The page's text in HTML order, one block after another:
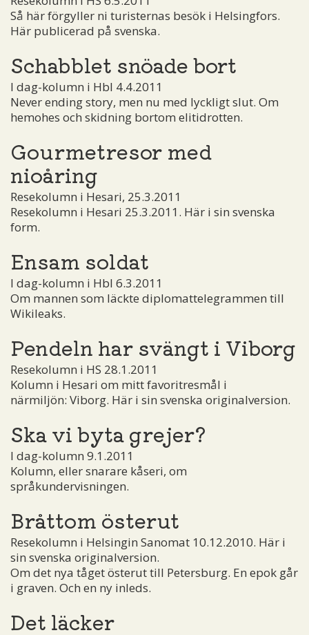
Så här förgyller ni turisternas besök i Helsingfors.
Här publicerad på svenska.
Schabblet snöade bort
I dag-kolumn i Hbl 4.4.2011
Never ending story, men nu med lyckligt slut. Om
hemohes och skidning bortom elitidrotten.
Gourmetresor med
nioåring
Resekolumn i Hesari, 25.3.2011
Resekolumn i Hesari 25.3.2011. Här i sin svenska
form.
Ensam soldat
I dag-kolumn i Hbl 6.3.2011
Om mannen som läckte diplomattelegrammen till
Wikileaks.
Pendeln har svängt i Viborg
Resekolumn i HS 28.1.2011
Kolumn i Hesari om mitt favoritresmål i
närmiljön: Viborg. Här i sin svenska originalversion.
Ska vi byta grejer?
I dag-kolumn 9.1.2011
Kolumn, eller snarare kåseri, om
språkundervisningen.
Bråttom österut
Resekolumn i Helsingin Sanomat 10.12.2010. Här i
sin svenska originalversion.
Om det nya tåget österut till Petersburg. En epok går
i graven. Och en ny inleds.
Det läcker